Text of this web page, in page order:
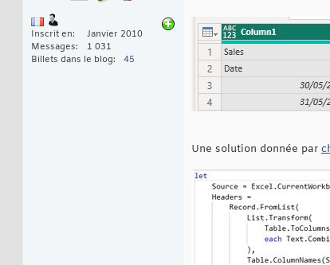
Inscrit en
Janvier 2010
Messages
1 031
Billets dans le blog
45
Une solution donnée par